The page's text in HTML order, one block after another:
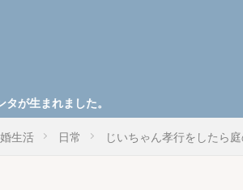
た。
生活 日常 じいちゃん孝行をしたら